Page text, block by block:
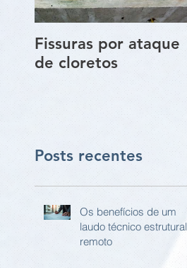
Fissuras por ataque
de cloretos
Posts recentes
Os benefícios de um
laudo técnico estrutural
remoto